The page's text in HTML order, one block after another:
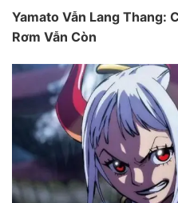
Yamato Vẫn Lang Thang:
Rơm Vẫn Còn